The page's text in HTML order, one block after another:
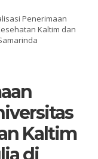
Penerimaan
Kaltim dan
Kaltim
di